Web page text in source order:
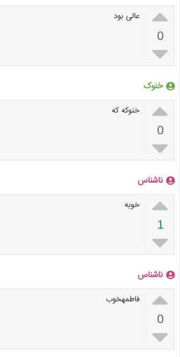

0

عالی بود
خنوک

0

خنوکه که
ناشناس

1

خوبه
ناشناس

0

فاطمهخوب